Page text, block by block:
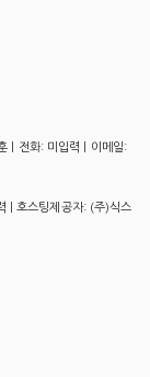
| 전화: 미입력 | 이메일:
| 호스팅제공자: (주)식스